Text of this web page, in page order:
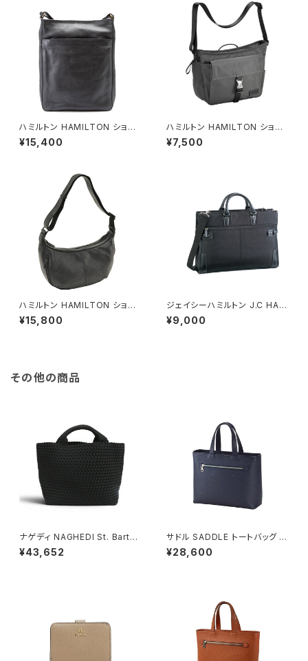
ハミルトン HAMILTON ショル
ダーバッグ メンズ 16418-1H ブ
ラック ブラック
¥15,400
ハミルトン HAMILTON ショル
ダーバッグ メンズ 33718-1H
ナイロンドビーショルダーシリー
¥7,500
ハミルトン HAMILTON ショル
ダーバッグ 16448-1H メンズ
ブラック 国内正規品
¥15,800
ジェイシーハミルトン J.C HAM
ILTON 太番手 ビジネスバッグ
メンズ 26578-1H ブラック ブラ
¥9,000
その他の商品
ナゲディ NAGHEDI St. Barths
Medium Tote セント・バーツ
ミディアムトート トートバッグ sn
¥43,652
サドル SADDLE トートバッグ ミ
ニトート 牛革 本革 日本製 姫路
産 自立 53447-3h メンズ レデ
¥28,600